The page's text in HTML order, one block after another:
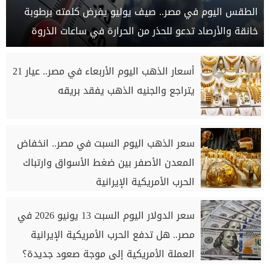
الطقس اليوم في مصر.. صيف يوليو يفرض كلمته برطوبة
خانقة والأرصاد تدعو للحذر من الحرارة في ساعات الذروة
أسعار الذهب اليوم الأربعاء في مصر.. عيار 21
يتراجع والجنيه الذهب يفقد بريقه
سعر الذهب اليوم السبت في مصر.. انخفاض
المعدن الأصفر بين ضغط الأسواق وارتباك
الحرب الأمريكية الإيرانية
سعر الدولار اليوم السبت 13 يونيو 2026 في
مصر.. هل تدفع الحرب الأمريكية الإيرانية
العملة الأمريكية إلى موجة صعود جديدة؟